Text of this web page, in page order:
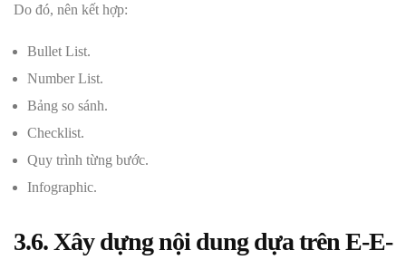
Do đó, nên kết hợp:
Bullet List.
Number List.
Bảng so sánh.
Checklist.
Quy trình từng bước.
Infographic.
3.6. Xây dựng nội dung dựa trên E-E-